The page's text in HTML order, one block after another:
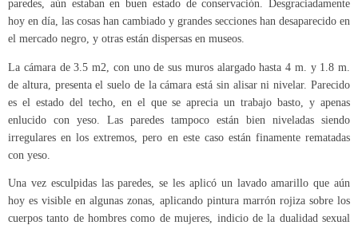
paredes, aún estaban en buen estado de conservación. Desgraciadamente
hoy en día, las cosas han cambiado y grandes secciones han desaparecido en
el mercado negro, y otras están dispersas en museos.
La cámara de 3.5 m2, con uno de sus muros alargado hasta 4 m. y 1.8 m.
de altura, presenta el suelo de la cámara está sin alisar ni nivelar. Parecido
es el estado del techo, en el que se aprecia un trabajo basto, y apenas
enlucido con yeso. Las paredes tampoco están bien niveladas siendo
irregulares en los extremos, pero en este caso están finamente rematadas
con yeso.
Una vez esculpidas las paredes, se les aplicó un lavado amarillo que aún
hoy es visible en algunas zonas, aplicando pintura marrón rojiza sobre los
cuerpos tanto de hombres como de mujeres, indicio de la dualidad sexual